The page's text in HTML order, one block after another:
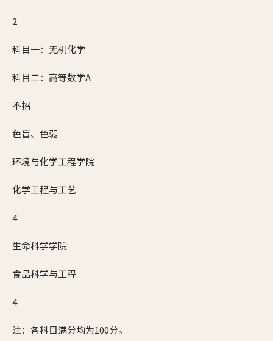
2
科目一：无机化学
科目二：高等数学A
不招
色盲、色弱
环境与化学工程学院
化学工程与工艺
4
生命科学学院
食品科学与工程
4
注：各科目满分均为100分。